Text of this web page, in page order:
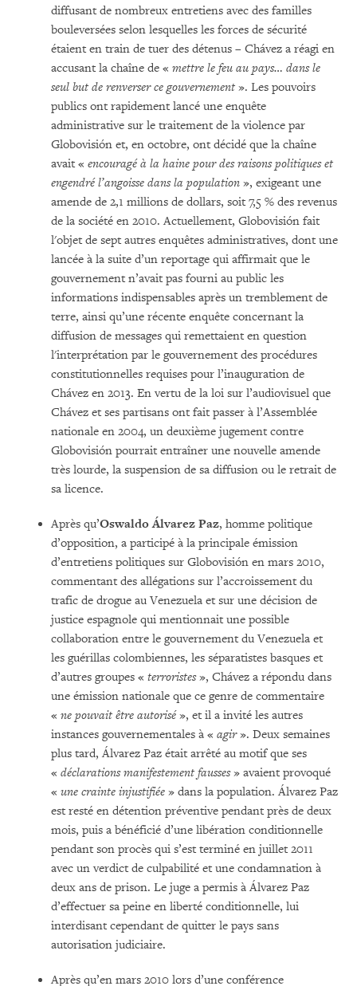
diffusant de nombreux entretiens avec des familles
bouleversées selon lesquelles les forces de sécurité
étaient en train de tuer des détenus – Chávez a réagi en
accusant la chaîne de « mettre le feu au pays… dans le
seul but de renverser ce gouvernement ». Les pouvoirs
publics ont rapidement lancé une enquête
administrative sur le traitement de la violence par
Globovisión et, en octobre, ont décidé que la chaîne
avait « encouragé à la haine pour des raisons politiques et
engendré l’angoisse dans la population », exigeant une
amende de 2,1 millions de dollars, soit 7,5 % des revenus
de la société en 2010. Actuellement, Globovisión fait
l'objet de sept autres enquêtes administratives, dont une
lancée à la suite d’un reportage qui affirmait que le
gouvernement n’avait pas fourni au public les
informations indispensables après un tremblement de
terre, ainsi qu’une récente enquête concernant la
diffusion de messages qui remettaient en question
l'interprétation par le gouvernement des procédures
constitutionnelles requises pour l’inauguration de
Chávez en 2013. En vertu de la loi sur l’audiovisuel que
Chávez et ses partisans ont fait passer à l’Assemblée
nationale en 2004, un deuxième jugement contre
Globovisión pourrait entraîner une nouvelle amende
très lourde, la suspension de sa diffusion ou le retrait de
sa licence.
Après qu’Oswaldo Álvarez Paz, homme politique
d’opposition, a participé à la principale émission
d’entretiens politiques sur Globovisión en mars 2010,
commentant des allégations sur l’accroissement du
trafic de drogue au Venezuela et sur une décision de
justice espagnole qui mentionnait une possible
collaboration entre le gouvernement du Venezuela et
les guérillas colombiennes, les séparatistes basques et
d’autres groupes « terroristes», Chávez a répondu dans
une émission nationale que ce genre de commentaire
« ne pouvait être autorisé», et il a invité les autres
instances gouvernementales à « agir». Deux semaines
plus tard, Álvarez Paz était arrêté au motif que ses
« déclarations manifestement fausses» avaient provoqué
« une crainte injustifiée » dans la population. Álvarez Paz
est resté en détention préventive pendant près de deux
mois, puis a bénéficié d’une libération conditionnelle
pendant son procès qui s’est terminé en juillet 2011
avec un verdict de culpabilité et une condamnation à
deux ans de prison. Le juge a permis à Álvarez Paz
d’effectuer sa peine en liberté conditionnelle, lui
interdisant cependant de quitter le pays sans
autorisation judiciaire.
Après qu’en mars 2010 lors d’une conférence